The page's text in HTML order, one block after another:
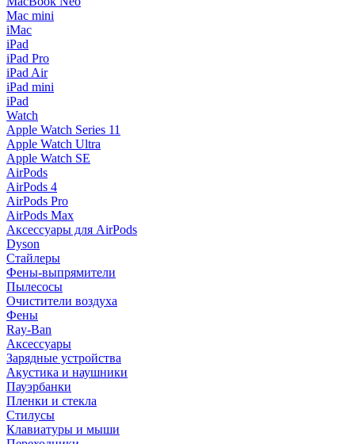
Mac mini
iMac
iPad
iPad Pro
iPad Air
iPad mini
iPad
Watch
Apple Watch Series 11
Apple Watch Ultra
Apple Watch SE
AirPods
AirPods 4
AirPods Pro
AirPods Max
Аксессуары для AirPods
Dyson
Стайлеры
Фены-выпрямители
Пылесосы
Очистители воздуха
Фены
Ray-Ban
Аксессуары
Зарядные устройства
Акустика и наушники
Пауэрбанки
Пленки и стекла
Стилусы
Клавиатуры и мыши